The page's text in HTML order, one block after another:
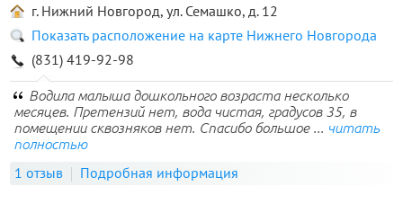
г. Нижний Новгород, ул. Семашко, д. 12
Показать расположение на карте Нижнего Новгорода
(831) 419-92-98
Водила малыша дошкольного возраста несколько
месяцев. Претензий нет, вода чистая, градусов 35, в
помещении сквозняков нет. Спасибо большое ... читать
полностью
1 отзыв Подробная информация